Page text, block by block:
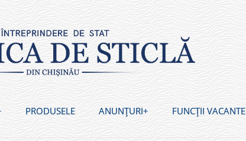
PRODUSELE ANUNȚURI FUNCȚII VACANTE